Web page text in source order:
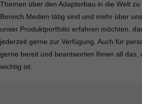
Themen über den Adapterbau in die Welt
Bereich Medien tätig sind und mehr über
unser Produktportfolio erfahren möchten,
jederzeit gerne zur Verfügung. Auch für
gerne bereit und beantworten Ihnen all das,
wichtig ist.